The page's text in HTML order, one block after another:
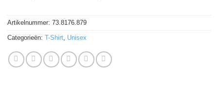
Artikelnummer: 73.8176.879
Categorieën: T-Shirt, Unisex